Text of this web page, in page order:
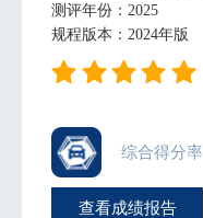
测评年份：2025
规程版本：2024年版
综合得分率
查看成绩报告